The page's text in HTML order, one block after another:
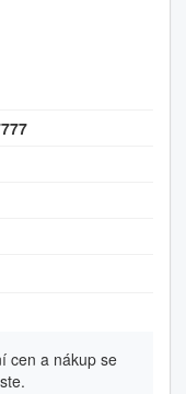
cen a nákup se